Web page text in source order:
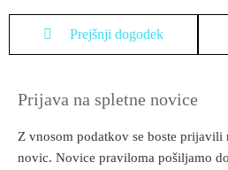
Prejšnji dogodek
Prijava na spletne novice
Z vnosom podatkov se boste prijavili
novic. Novice praviloma pošiljamo